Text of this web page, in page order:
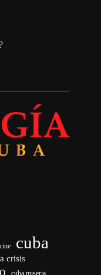
cine cuba
crisis
cuba miseria